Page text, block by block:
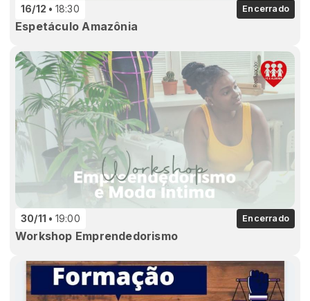
16/12 18:30 Encerrado
Espetáculo Amazônia
30/11 19:00 Encerrado
Workshop Emprendedorismo